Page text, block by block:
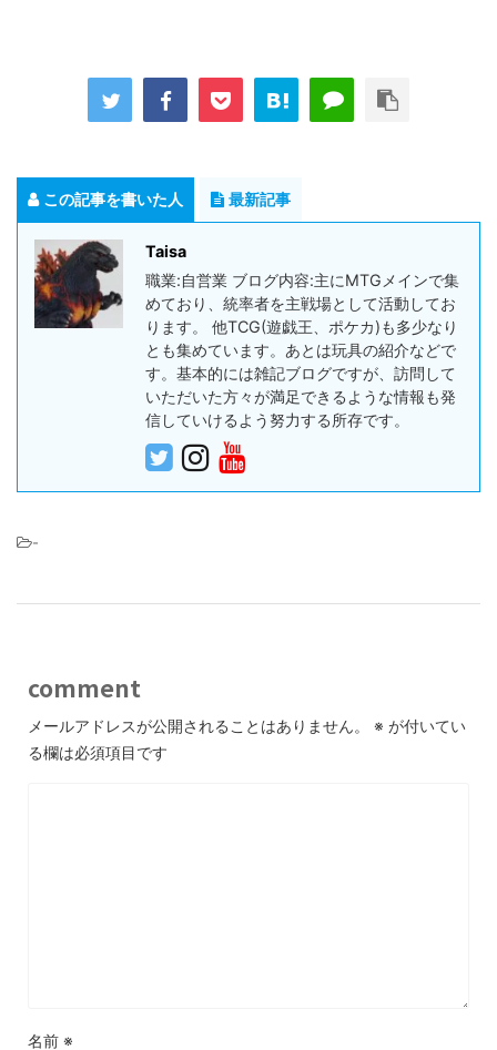
この記事を書いた人 最新記事
Taisa
職業:自営業 ブログ内容:主にMTGメインで集
めており、統率者を主戦場として活動してお
ります。 他TCG(遊戯王、ポケカ)も多少なり
とも集めています。あとは玩具の紹介などで
す。基本的には雑記ブログですが、訪問して
いただいた方々が満足できるような情報も発
信していけるよう努力する所存です。
-
comment
メールアドレスが公開されることはありません。 ※ が付いてい
る欄は必須項目です
名前 ※